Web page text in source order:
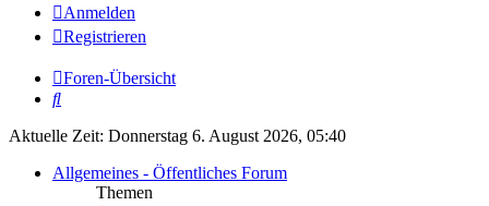
Anmelden
Registrieren
Foren-Übersicht
Suche
Aktuelle Zeit: Donnerstag 6. August 2026, 05:40
Allgemeines - Öffentliches Forum
Themen